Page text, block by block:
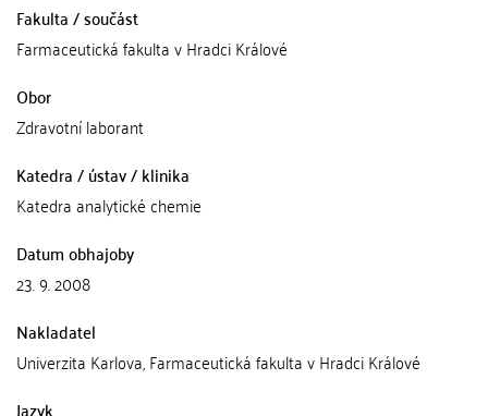
Fakulta / součást
Farmaceutická fakulta v Hradci Králové
Obor
Zdravotní laborant
Katedra / ústav / klinika
Katedra analytické chemie
Datum obhajoby
23. 9. 2008
Nakladatel
Univerzita Karlova, Farmaceutická fakulta v Hradci Králové
Jazyk